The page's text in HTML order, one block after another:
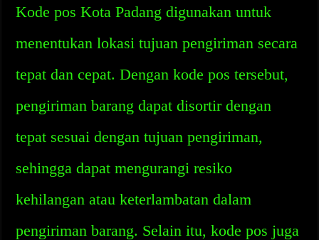
Kode pos Kota Padang digunakan untuk
menentukan lokasi tujuan pengiriman secara
tepat dan cepat. Dengan kode pos tersebut,
pengiriman barang dapat disortir dengan
tepat sesuai dengan tujuan pengiriman,
sehingga dapat mengurangi resiko
kehilangan atau keterlambatan dalam
pengiriman barang. Selain itu, kode pos juga